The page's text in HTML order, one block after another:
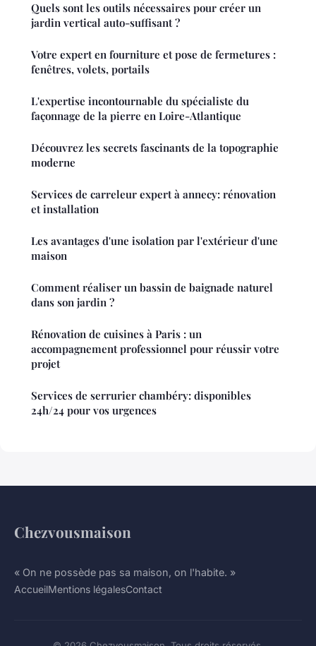
Quels sont les outils nécessaires pour créer un
jardin vertical auto-suffisant ?
Votre expert en fourniture et pose de fermetures :
fenêtres, volets, portails
L'expertise incontournable du spécialiste du
façonnage de la pierre en Loire-Atlantique
Découvrez les secrets fascinants de la topographie
moderne
Services de carreleur expert à annecy: rénovation
et installation
Les avantages d'une isolation par l'extérieur d'une
maison
Comment réaliser un bassin de baignade naturel
dans son jardin ?
Rénovation de cuisines à Paris : un
accompagnement professionnel pour réussir votre
projet
Services de serrurier chambéry: disponibles
24h/24 pour vos urgences
Chezvousmaison
« On ne possède pas sa maison, on l'habite. »
AccueilMentions légalesContact